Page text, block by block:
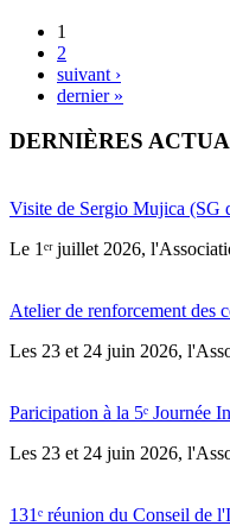
1
2
suivant ›
dernier »
DERNIÈRES
Visite de Sergio Mujica (SG
Le 1ᵉʳ juillet 2026,
Atelier de renforcement des
Les 23 et 24 juin 2026,
Paricipation à la 5ᵉ Journée
‎Les 23 et 24 juin 2026,
131ᵉ réunion du Conseil de